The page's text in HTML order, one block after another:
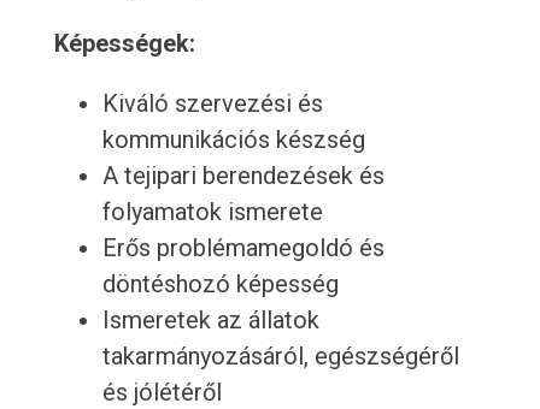
Képességek:
Kiváló szervezési és
kommunikációs készség
A tejipari berendezések és
folyamatok ismerete
Erős problémamegoldó és
döntéshozó képesség
Ismeretek az állatok
takarmányozásáról, egészségéről
és jólétéről